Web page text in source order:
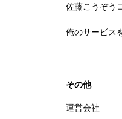
佐藤こうぞう
俺のサービス
その他
運営会社